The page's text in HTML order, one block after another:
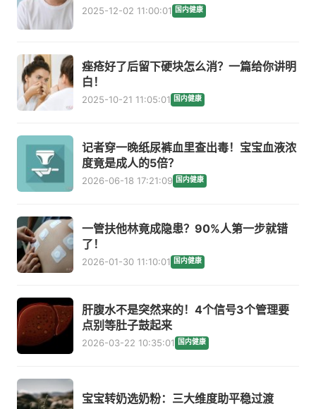
2025-12-02 11:00:01 国内健康
痤疮好了后留下硬块怎么消？一篇给你讲明
白！
2025-10-21 11:05:01 国内健康
记者穿一晚纸尿裤血里查出毒！宝宝血液浓
度竟是成人的5倍？
2026-06-18 17:21:09 国内健康
一管扶他林竟成隐患？90%人第一步就错
了！
2026-01-30 11:10:01 国内健康
肝腹水不是突然来的！4个信号3个管理要
点别等肚子鼓起来
2026-03-22 10:35:01 国内健康
宝宝转奶选奶粉：三大维度助平稳过渡